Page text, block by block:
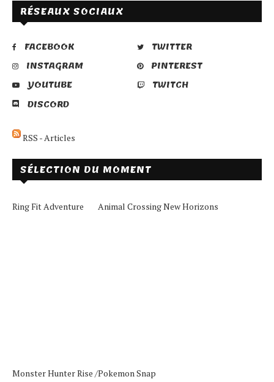
RÉSEAUX SOCIAUX
FACEBOOK
TWITTER
INSTAGRAM
PINTEREST
YOUTUBE
TWITCH
DISCORD
RSS - Articles
SÉLECTION DU MOMENT
Ring Fit Adventure Animal Crossing New Horizons
Monster Hunter Rise /Pokemon Snap